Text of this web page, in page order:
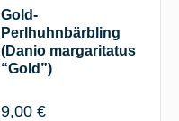
Gold-
Perlhuhnbärbling
(Danio margaritatus
“Gold”)
9,00 €